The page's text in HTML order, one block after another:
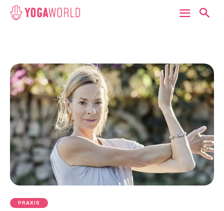
PRAXIS